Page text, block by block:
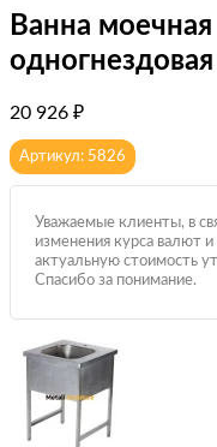
Ванна
20 926 ₽
Артикул: 5826
Уважаемые клиенты, в
изменения курса валют
актуальную стоимость
Спасибо за понимание.